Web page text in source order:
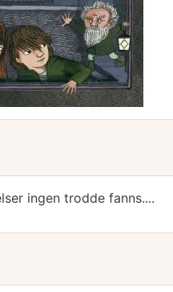
ingen trodde fanns....